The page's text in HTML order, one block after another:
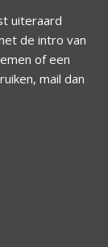
uiteraard
de intro van
of een
mail dan